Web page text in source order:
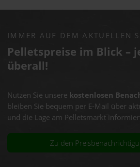
IMMER AUF DEM AKTUELLEN
Pelletspreise im Blick –
überall!
Nutzen Sie unsere kostenlosen
bleiben Sie bequem per E-Mail über
und die Lage am Pelletsmarkt
Zu den